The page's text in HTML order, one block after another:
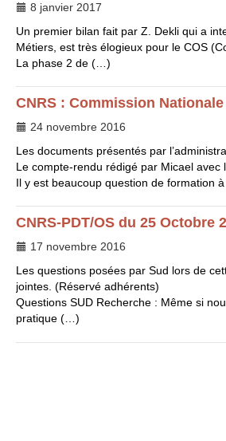
8 janvier 2017
Un premier bilan fait par Z. Dekli qui a
Métiers, est très élogieux pour le COS
La phase 2 de (…)
CNRS : Commission
24 novembre 2016
Les documents présentés par
Le compte-rendu rédigé par Micael avec
Il y est beaucoup question de formation
CNRS-PDT/OS du 25 Octobre
17 novembre 2016
Les questions posées par Sud lors de
jointes. (Réservé adhérents)
Questions SUD Recherche : Même si
pratique (…)